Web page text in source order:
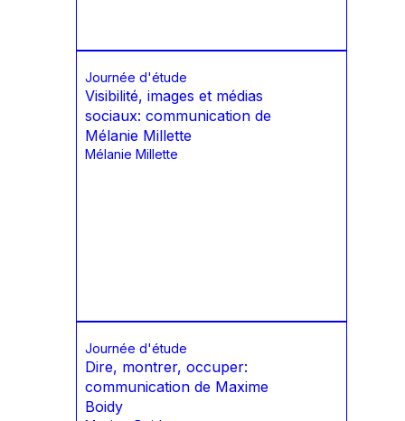
Journée d'étude
Visibilité, images et médias
sociaux: communication de
Mélanie Millette
Mélanie Millette
Journée d'étude
Dire, montrer, occuper:
communication de Maxime
Boidy